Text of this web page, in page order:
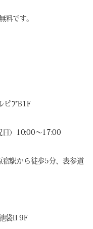
料です。
ピアB1F
）10:00～17:00
宿駅から徒歩5分、表参道
袋II 9F